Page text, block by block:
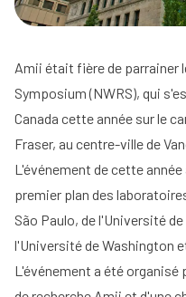
Amii était fière de
Symposium (NWRS), qui
Canada cette année sur le
Fraser, au centre-ville de
L'événement de cette
premier plan des
São Paulo, de l'Université
l'Université de Washington
L'événement a été organisé